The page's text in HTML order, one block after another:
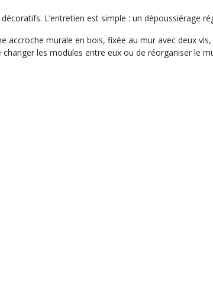
L’entretien est simple : un dépoussiérage
murale en bois, fixée au mur avec deux
les modules entre eux ou de réorganiser le